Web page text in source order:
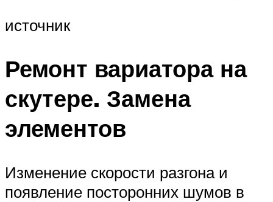
источник
Ремонт вариатора на
скутере. Замена
элементов
Изменение скорости разгона и
появление посторонних шумов в